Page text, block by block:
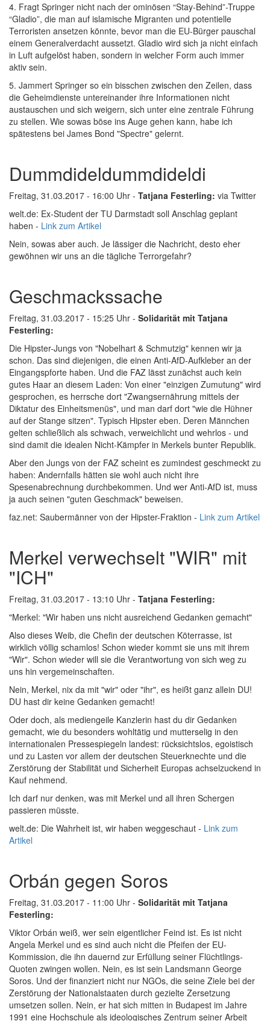
4. Fragt Springer nicht nach der ominösen “Stay-Behind”-Truppe
“Gladio”, die man auf islamische Migranten und potentielle
Terroristen ansetzen könnte, bevor man die EU-Bürger pauschal
einem Generalverdacht aussetzt. Gladio wird sich ja nicht einfach
in Luft aufgelöst haben, sondern in welcher Form auch immer
aktiv sein.
5. Jammert Springer so ein bisschen zwischen den Zeilen, dass
die Geheimdienste untereinander ihre Informationen nicht
austauschen und sich weigern, sich unter eine zentrale Führung
zu stellen. Wie sowas böse ins Auge gehen kann, habe ich
spätestens bei James Bond "Spectre" gelernt.
Dummdideldummdideldi
Freitag, 31.03.2017 - 16:00 Uhr - Tatjana Festerling: via Twitter
welt.de: Ex-Student der TU Darmstadt soll Anschlag geplant
haben - Link zum Artikel
Nein, sowas aber auch. Je lässiger die Nachricht, desto eher
gewöhnen wir uns an die tägliche Terrorgefahr?
Geschmackssache
Freitag, 31.03.2017 - 15:25 Uhr - Solidarität mit Tatjana
Festerling:
Die Hipster-Jungs von "Nobelhart & Schmutzig" kennen wir ja
schon. Das sind diejenigen, die einen Anti-AfD-Aufkleber an der
Eingangspforte haben. Und die FAZ lässt zunächst auch kein
gutes Haar an diesem Laden: Von einer "einzigen Zumutung" wird
gesprochen, es herrsche dort "Zwangsernährung mittels der
Diktatur des Einheitsmenüs", und man darf dort "wie die Hühner
auf der Stange sitzen". Typisch Hipster eben. Deren Männchen
gelten schließlich als schwach, verweichlicht und wehrlos - und
sind damit die idealen Nicht-Kämpfer in Merkels bunter Republik.
Aber den Jungs von der FAZ scheint es zumindest geschmeckt zu
haben: Andernfalls hätten sie wohl auch nicht ihre
Spesenabrechnung durchbekommen. Und wer Anti-AfD ist, muss
ja auch seinen "guten Geschmack" beweisen.
faz.net: Saubermänner von der Hipster-Fraktion - Link zum Artikel
Merkel verwechselt "WIR" mit
"ICH"
Freitag, 31.03.2017 - 13:10 Uhr - Tatjana Festerling:
"Merkel: "Wir haben uns nicht ausreichend Gedanken gemacht"
Also dieses Weib, die Chefin der deutschen Köterrasse, ist
wirklich völlig schamlos! Schon wieder kommt sie uns mit ihrem
"Wir". Schon wieder will sie die Verantwortung von sich weg zu
uns hin vergemeinschaften.
Nein, Merkel, nix da mit "wir" oder "ihr", es heißt ganz allein DU!
DU hast dir keine Gedanken gemacht!
Oder doch, als mediengeile Kanzlerin hast du dir Gedanken
gemacht, wie du besonders wohltätig und mutterselig in den
internationalen Pressespiegeln landest: rücksichtslos, egoistisch
und zu Lasten vor allem der deutschen Steuerknechte und die
Zerstörung der Stabilität und Sicherheit Europas achselzuckend in
Kauf nehmend.
Ich darf nur denken, was mit Merkel und all ihren Schergen
passieren müsste.
welt.de: Die Wahrheit ist, wir haben weggeschaut - Link zum
Artikel
Orbán gegen Soros
Freitag, 31.03.2017 - 11:00 Uhr - Solidarität mit Tatjana
Festerling:
Viktor Orbán weiß, wer sein eigentlicher Feind ist. Es ist nicht
Angela Merkel und es sind auch nicht die Pfeifen der EU-
Kommission, die ihn dauernd zur Erfüllung seiner Flüchtlings-
Quoten zwingen wollen. Nein, es ist sein Landsmann George
Soros. Und der finanziert nicht nur NGOs, die seine Ziele bei der
Zerstörung der Nationalstaaten durch gezielte Zersetzung
umsetzen sollen. Nein, er hat sich mitten in Budapest im Jahre
1991 eine Hochschule als ideologisches Zentrum seiner Arbeit